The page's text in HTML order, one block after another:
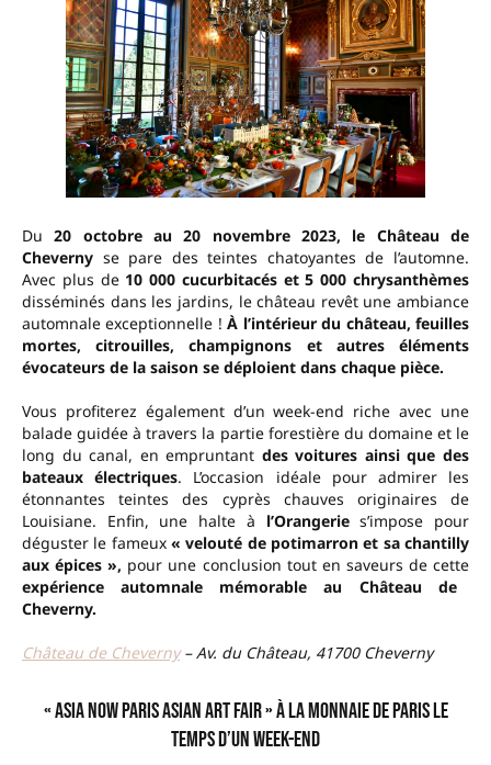
Du 20 octobre au 20 novembre 2023, le Château de
Cheverny se pare des teintes chatoyantes de l’automne.
Avec plus de 10 000 cucurbitacés et 5 000 chrysanthèmes
disséminés dans les jardins, le château revêt une ambiance
automnale exceptionnelle !À l’intérieur du château, feuilles
mortes, citrouilles, champignons et autres éléments
évocateurs de la saison se déploient dans chaque pièce.
Vous profiterez également d’un week-end riche avec une
balade guidée à travers la partie forestière du domaine et le
long du canal, en empruntant des voitures ainsi que des
bateaux électriques. L’occasion idéale pour admirer les
étonnantes teintes des cyprès chauves originaires de
Louisiane. Enfin, une halte à l’Orangeries’impose pour
déguster le fameux« velouté de potimarron et sa chantilly
aux épices », pour une conclusion tout en saveurs de cette
expérience automnale mémorable au Château de
Cheverny.
Château de Cheverny– Av. du Château, 41700 Cheverny
« Asia Now Paris Asian Art Fair » à la Monnaie de Paris le
temps d’un week-end